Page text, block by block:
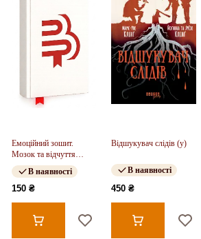
Емоційний зошит.
Мозок та відчуття
(Укр)
В наявності
150 ₴
Відшукувач слідів (у)
В наявності
450 ₴